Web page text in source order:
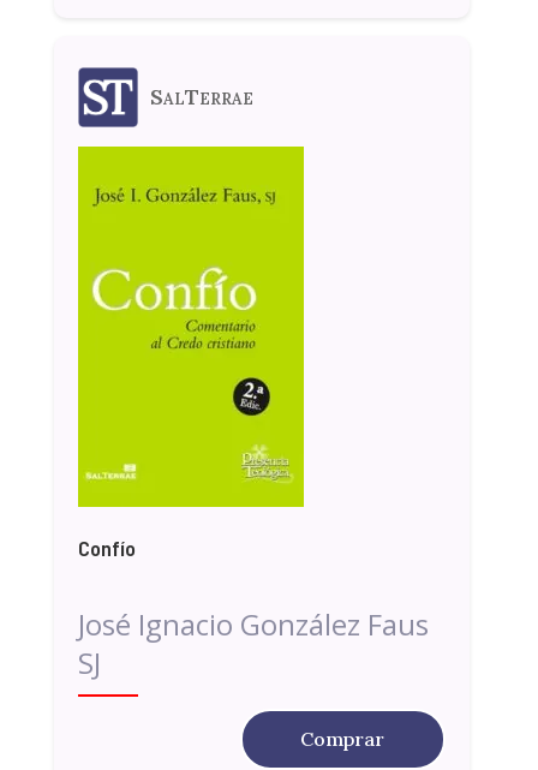
SalTerrae
Confío
José Ignacio González Faus
SJ
Comprar